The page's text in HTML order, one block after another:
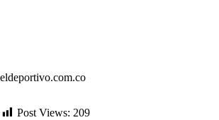
eldeportivo.com.co
Post Views: 209